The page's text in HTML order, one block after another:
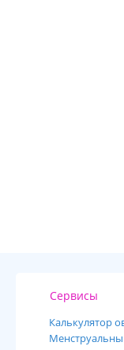
Сервисы
Калькулятор